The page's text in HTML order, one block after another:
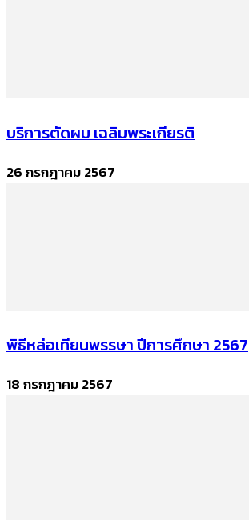
บริการตัดผม เฉลิมพระเกียรติ
26 กรกฎาคม 2567
พิธีหล่อเทียนพรรษา ปีการศึกษา 2567
18 กรกฎาคม 2567